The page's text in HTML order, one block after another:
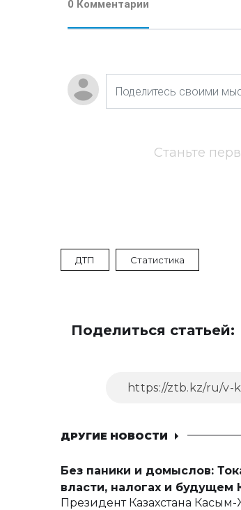
0 Комментарии
Станьте
ДТП Статистика
Поделиться статьей:
ДРУГИЕ НОВОСТИ
Без паники и домыслов:
власти, налогах и будущем
Президент Казахстана